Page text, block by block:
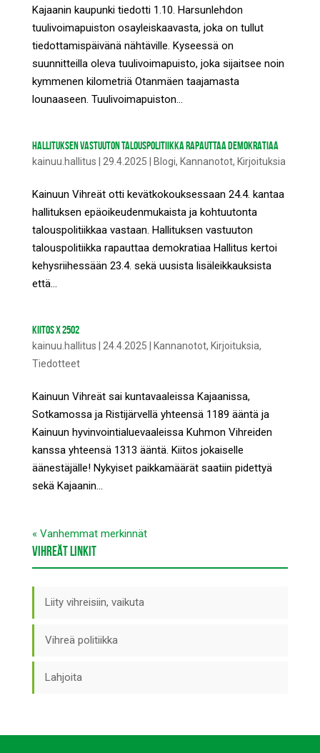
Kajaanin kaupunki tiedotti 1.10. Harsunlehdon
tuulivoimapuiston osayleiskaavasta, joka on tullut
tiedottamispäivänä nähtäville. Kyseessä on
suunnitteilla oleva tuulivoimapuisto, joka sijaitsee noin
kymmenen kilometriä Otanmäen taajamasta
lounaaseen. Tuulivoimapuiston...
HALLITUKSEN VASTUUTON TALOUSPOLITIIKKA RAPAUTTAA DEMOKRATIAA
kainuu.hallitus 29.4.2025 Blogi, Kannanotot, Kirjoituksia
Kainuun Vihreät otti kevätkokouksessaan 24.4. kantaa
hallituksen epäoikeudenmukaista ja kohtuutonta
talouspolitiikkaa vastaan. Hallituksen vastuuton
talouspolitiikka rapauttaa demokratiaa Hallitus kertoi
kehysriihessään 23.4. sekä uusista lisäleikkauksista
että...
KIITOS X 2502
kainuu.hallitus 24.4.2025 Kannanotot, Kirjoituksia,
Tiedotteet
Kainuun Vihreät sai kuntavaaleissa Kajaanissa,
Sotkamossa ja Ristijärvellä yhteensä 1189 ääntä ja
Kainuun hyvinvointialuevaaleissa Kuhmon Vihreiden
kanssa yhteensä 1313 ääntä. Kiitos jokaiselle
äänestäjälle! Nykyiset paikkamäärät saatiin pidettyä
sekä Kajaanin...
« Vanhemmat merkinnät
VIHREÄT LINKIT
Liity vihreisiin, vaikuta
Vihreä politiikka
Lahjoita